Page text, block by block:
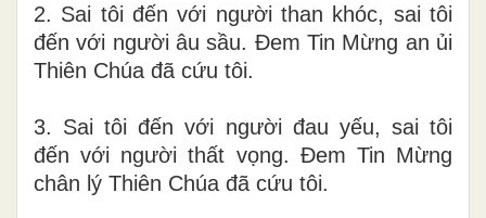
2. Sai tôi đến với người than khóc, sai tôi
đến với người âu sầu. Đem Tin Mừng an ủi
Thiên Chúa đã cứu tôi.
3. Sai tôi đến với người đau yếu, sai tôi
đến với người thất vọng. Đem Tin Mừng
chân lý Thiên Chúa đã cứu tôi.